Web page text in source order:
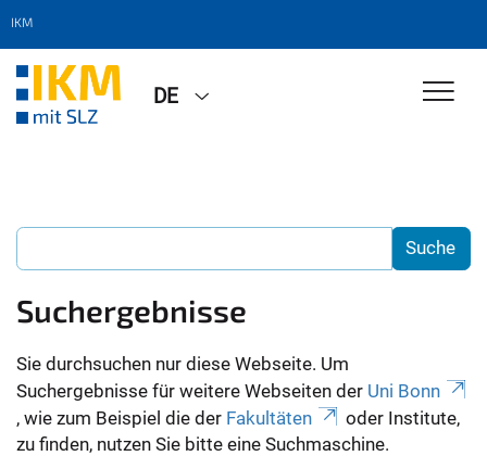
IKM
DE
Suchergebnisse
Sie durchsuchen nur diese Webseite. Um
Suchergebnisse für weitere Webseiten der Uni Bonn
, wie zum Beispiel die der Fakultäten
oder Institute,
zu finden, nutzen Sie bitte eine Suchmaschine.